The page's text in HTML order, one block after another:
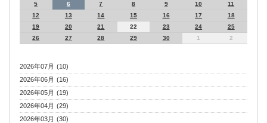
5
6 7 8 9 10
11
12
13 14 15 16 17
18
19
20 21 22 23 24
25
26
27 28 29 30 1 2
2026年07月 (10)
2026年06月 (16)
2026年05月 (19)
2026年04月 (29)
2026年03月 (30)